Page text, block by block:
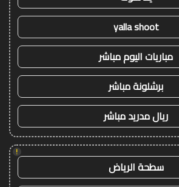
yalla shoot
مباريات اليوم مباشر
برشلونة مباشر
ريال مدريد مباشر
!
سطحة الرياض